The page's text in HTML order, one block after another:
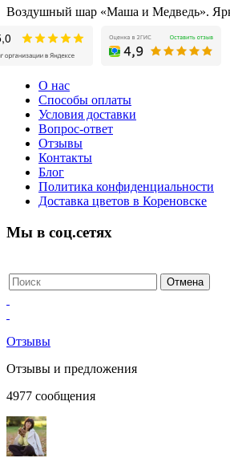
Воздушный шар «Маша и Медведь».
О нас
Способы оплаты
Условия доставки
Вопрос-ответ
Отзывы
Контакты
Блог
Политика конфиденциальности
Доставка цветов в Кореновске
Мы в соц.сетях
Отзывы
Отзывы и предложения
4977 сообщения